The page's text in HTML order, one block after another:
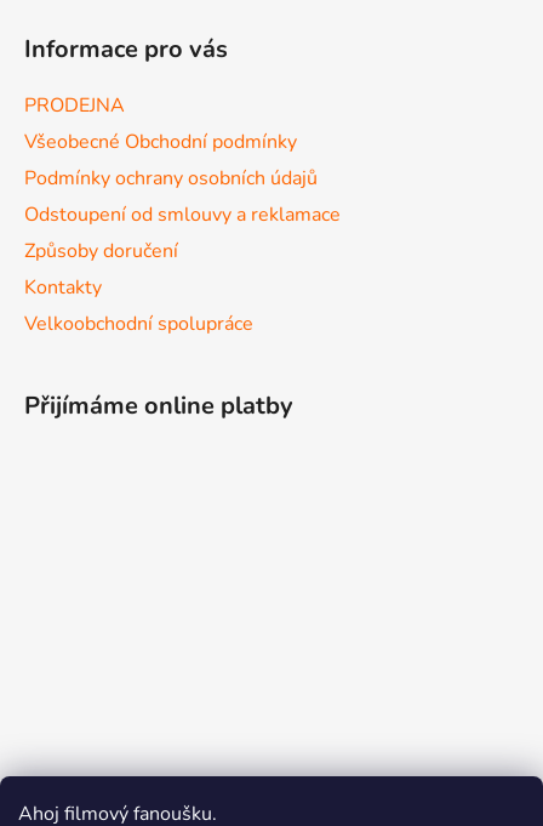
Ahoj filmový fanoušku.
Informace pro vás
PRODEJNA
Všeobecné Obchodní podmínky
Podmínky ochrany osobních údajů
Odstoupení od smlouvy a reklamace
Způsoby doručení
Kontakty
Velkoobchodní spolupráce
Přijímáme online platby